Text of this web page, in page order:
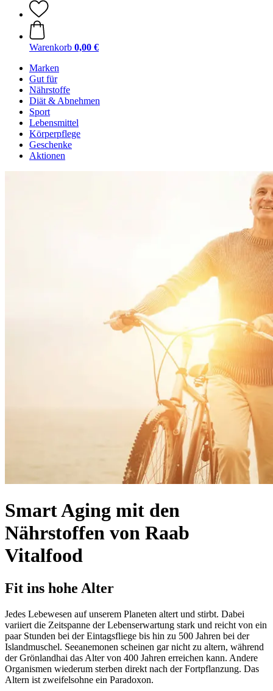
Warenkorb 0,00 €
Marken
Gut für
Nährstoffe
Diät & Abnehmen
Sport
Lebensmittel
Körperpflege
Geschenke
Aktionen
Smart Aging mit den
Nährstoffen von Raab
Vitalfood
Fit ins hohe Alter
Jedes Lebewesen auf unserem Planeten altert und stirbt. Dabei
variiert die Zeitspanne der Lebenserwartung stark und reicht von ein
paar Stunden bei der Eintagsfliege bis hin zu 500 Jahren bei der
Islandmuschel. Seeanemonen scheinen gar nicht zu altern, während
der Grönlandhai das Alter von 400 Jahren erreichen kann. Andere
Organismen wiederum sterben direkt nach der Fortpflanzung. Das
Altern ist zweifelsohne ein Paradoxon.